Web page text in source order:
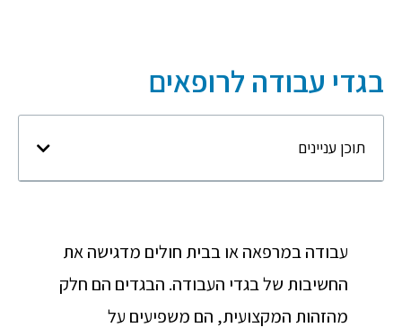
בגדי עבודה לרופאים
תוכן עניינים
עבודה במרפאה או בבית חולים מדגישה את
החשיבות של בגדי העבודה. הבגדים הם חלק
מהזהות המקצועית, הם משפיעים על